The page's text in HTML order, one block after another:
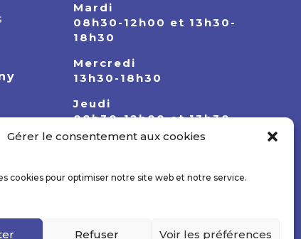
Gérer le consentement aux cookies
cookies pour optimiser notre site web et notre service.
Refuser Voir les préférences
Mardi
08h30-12h00 et 13h30-
18h30
Mercredi
13h30-18h30
Jeudi
08h30-12h00 et 13h30-
18h30